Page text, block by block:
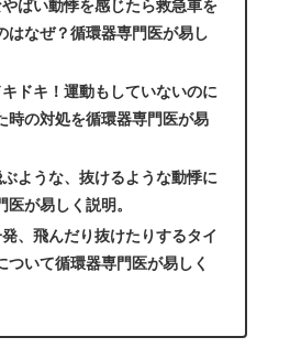
やばい動悸を感じたら救急車を
はなぜ？循環器専門医が易し
キドキ！運動もしていないのに
時の対処を循環器専門医が易
ぶような、抜けるような動悸に
が易しく説明。
発、飛んだり抜けたりするタイ
ついて循環器専門医が易しく